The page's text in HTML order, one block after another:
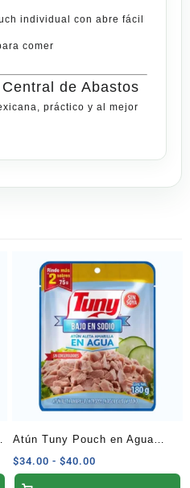
individual con abre fácil
comer
de Abastos
práctico y al mejor
Atún Tuny Pouch en Agua
Bajo en Sodio 180 G
$34.00 - $40.00
de